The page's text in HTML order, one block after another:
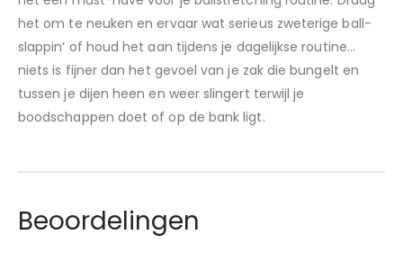
het om te neuken en ervaar wat serieus zweterige ball-
slappin’ of houd het aan tijdens je dagelijkse routine…
niets is fijner dan het gevoel van je zak die bungelt en
tussen je dijen heen en weer slingert terwijl je
boodschappen doet of op de bank ligt.
Beoordelingen